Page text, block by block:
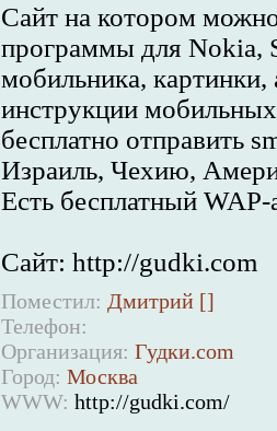
Сайт на котором
программы для Nokia,
мобильника,
инструкции
бесплатно отправить
Израиль, Чехию,
Есть бесплатный WAP-
Сайт: http://gudki.com
Поместил: Дмитрий []
Телефон:
Организация: Гудки.com
Город: Москва
WWW: http://gudki.com/